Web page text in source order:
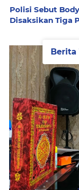
Polisi Sebut
Disaksikan Tiga
Berita